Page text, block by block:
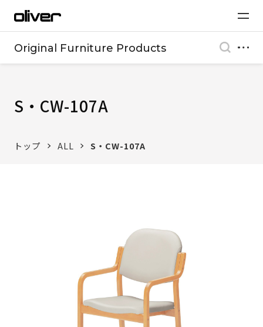
Original Furniture Products
S・CW-107A
トップ ALL S・CW-107A